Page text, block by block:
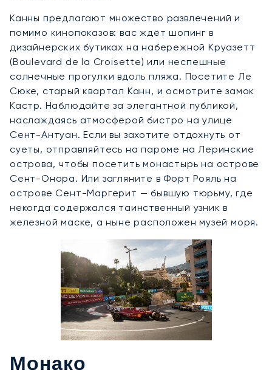
Канны предлагают множество развлечений и
помимо кинопоказов: вас ждёт шопинг в
дизайнерских бутиках на набережной Круазетт
(Boulevard de la Croisette) или неспешные
солнечные прогулки вдоль пляжа. Посетите Ле
Сюке, старый квартал Канн, и осмотрите замок
Кастр. Наблюдайте за элегантной публикой,
наслаждаясь атмосферой бистро на улице
Сент-Антуан. Если вы захотите отдохнуть от
суеты, отправляйтесь на пароме на Леринские
острова, чтобы посетить монастырь на острове
Сент-Онора. Или загляните в Форт Рояль на
острове Сент-Маргерит — бывшую тюрьму, где
некогда содержался таинственный узник в
железной маске, а ныне расположен музей моря.
Монако